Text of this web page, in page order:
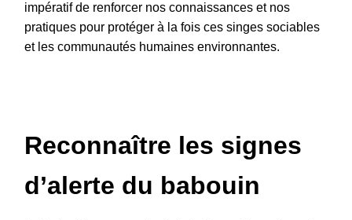
impératif de renforcer nos connaissances et nos
pratiques pour protéger à la fois ces singes sociables
et les communautés humaines environnantes.
Reconnaître les signes
d’alerte du babouin